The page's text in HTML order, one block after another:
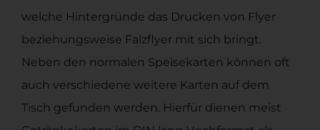
welche Hintergründe das Drucken von Flyer
beziehungsweise Falzflyer mit sich bringt.
Neben den normalen Speisekarten können oft
auch verschiedene weitere Karten auf dem
Tisch gefunden werden. Hierfür dienen meist